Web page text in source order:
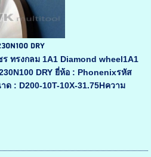
DRY
ทรงกลม 1A1 Diamond wheel1A1
DRY ยี่ห้อ : Phonenixรหัส
ด : D200-10T-10X-31.75Hความ